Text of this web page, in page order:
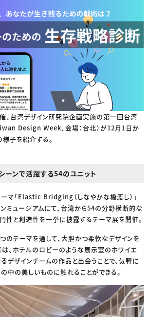
からのお知らせ
フェッショナル×つながる×メディア
、台湾デザイン研究院企画実施の第一回台湾
Design Week、会場：台北）が12月1日か
子を紹介する。
ーンで活躍する54のユニット
マ「Elastic Bridging（しなやかな橋渡し）」
ミュージアムにて、台湾から54の分野横断的な
性と創造性を一挙に披露するテーマ展を開催。
のテーマを通して、大胆かつ柔軟なデザインを
は、ホテルのロビーのような展示室のホワイエ
デザインチームの作品と出会うことで、気軽に
中の美しいものに触れることができる。